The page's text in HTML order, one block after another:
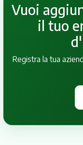
Vuoi
il tuo
Registra la tua